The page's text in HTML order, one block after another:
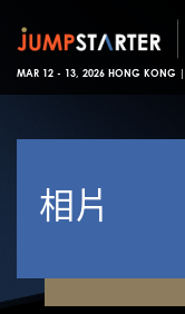
MAR 12 - 13, 2026 HONG KONG |
相片